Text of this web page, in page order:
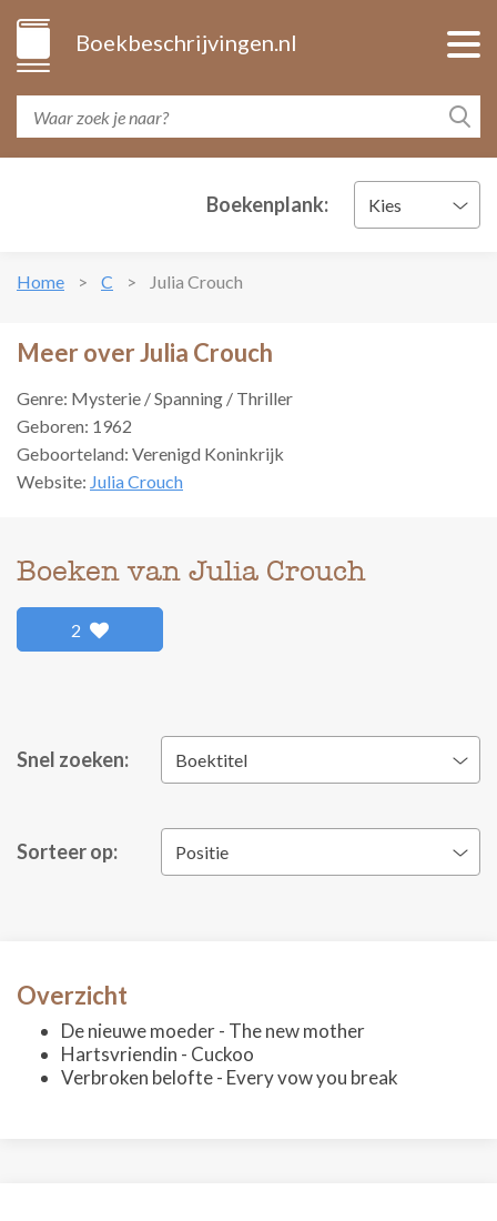
Boekbeschrijvingen.nl
Boekenplank: Kies
Home C Julia Crouch
Meer over Julia Crouch
Genre: Mysterie / Spanning / Thriller
Geboren: 1962
Geboorteland: Verenigd Koninkrijk
Website: Julia Crouch
Boeken van Julia Crouch
2
Snel zoeken: Boektitel
Sorteer op: Positie
Overzicht
De nieuwe moeder - The new mother
Hartsvriendin - Cuckoo
Verbroken belofte - Every vow you break